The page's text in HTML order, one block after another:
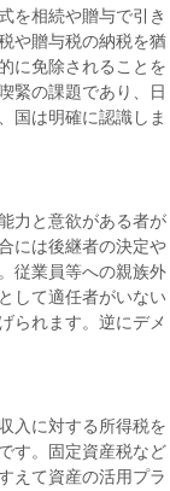
を相続や贈与で引き
や贈与税の納税を猶
に免除されることを
緊の課題であり、日
国は明確に認識しま
力と意欲がある者が
には後継者の決定や
従業員等への親族外
して適任者がいない
られます。逆にデメ
入に対する所得税を
す。固定資産税など
えて資産の活用プラ